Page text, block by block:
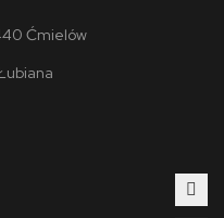
Ćmielów